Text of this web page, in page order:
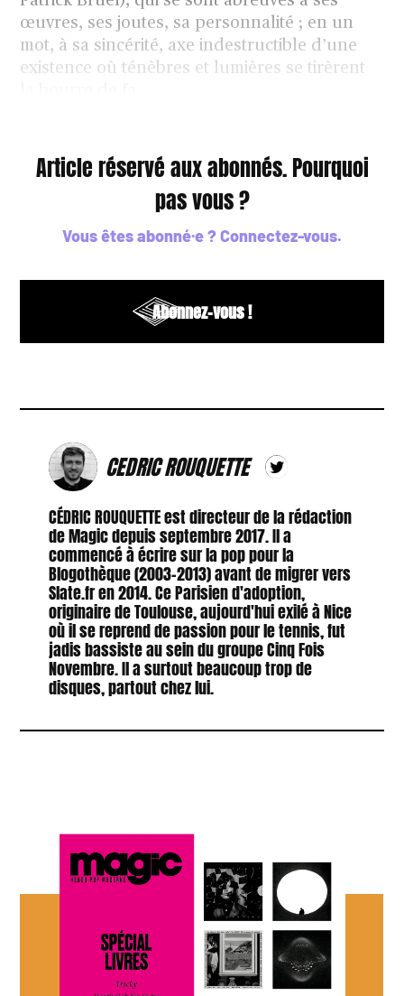
œuvres, ses joutes, sa personnalité ; en un
mot, à sa sincérité, axe indestructible d’une
existence où ténèbres et lumières se tirèrent
Article réservé aux abonnés. Pourquoi
pas vous ?
Vous êtes abonné·e ?Connectez-vous.
Abonnez-vous !
CEDRIC ROUQUETTE
CÉDRIC ROUQUETTE est directeur de la rédaction
de Magic depuis septembre 2017. Il a
commencé à écrire sur la pop pour la
Blogothèque (2003-2013) avant de migrer vers
Slate.fr en 2014. Ce Parisien d'adoption,
originaire de Toulouse, aujourd'hui exilé à Nice
où il se reprend de passion pour le tennis, fut
jadis bassiste au sein du groupe Cinq Fois
Novembre. Il a surtout beaucoup trop de
disques, partout chez lui.